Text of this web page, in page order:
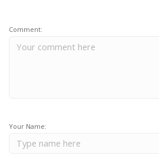
Comment:
Your Name: